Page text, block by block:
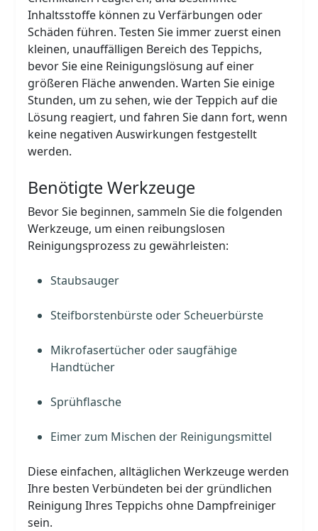
Inhaltsstoffe können zu Verfärbungen oder
Schäden führen. Testen Sie immer zuerst einen
kleinen, unauffälligen Bereich des Teppichs,
bevor Sie eine Reinigungslösung auf einer
größeren Fläche anwenden. Warten Sie einige
Stunden, um zu sehen, wie der Teppich auf die
Lösung reagiert, und fahren Sie dann fort, wenn
keine negativen Auswirkungen festgestellt
werden.
Benötigte Werkzeuge
Bevor Sie beginnen, sammeln Sie die folgenden
Werkzeuge, um einen reibungslosen
Reinigungsprozess zu gewährleisten:
Staubsauger
Steifborstenbürste oder Scheuerbürste
Mikrofasertücher oder saugfähige
Handtücher
Sprühflasche
Eimer zum Mischen der Reinigungsmittel
Diese einfachen, alltäglichen Werkzeuge werden
Ihre besten Verbündeten bei der gründlichen
Reinigung Ihres Teppichs ohne Dampfreiniger
sein.